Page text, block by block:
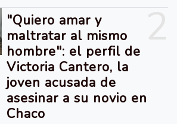
"Quiero amar y
maltratar al mismo
hombre": el perfil de
Victoria Cantero, la
joven acusada de
asesinar a su novio en
Chaco